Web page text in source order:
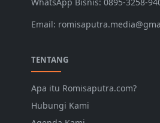
Email:
TENTANG
Apa itu Romisaputra.com?
Hubungi Kami